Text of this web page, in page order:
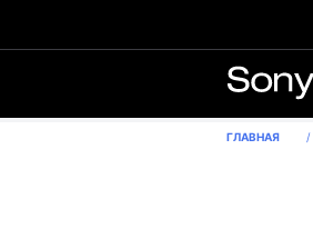
ГЛАВНАЯ